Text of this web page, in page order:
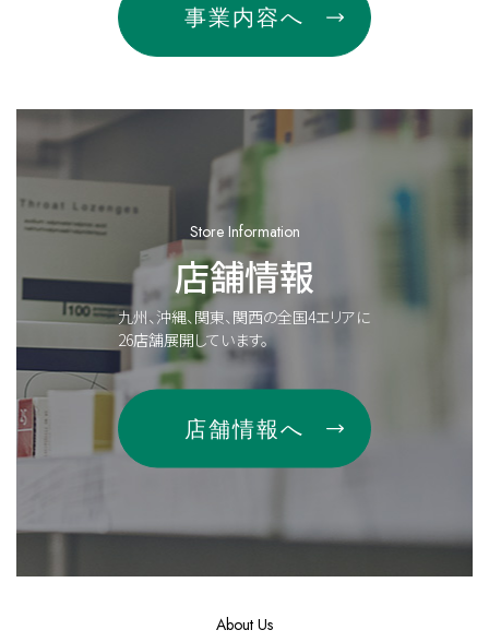
事業内容へ
Store Information
店舗情報
九州、沖縄、関東、関西の全国4エリアに
26店舗展開しています。
店舗情報へ
About Us